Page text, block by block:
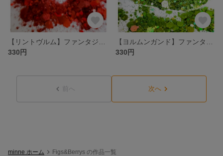
330円
330円
前へ 次へ
minne ホーム Figs&Berrys の作品一覧